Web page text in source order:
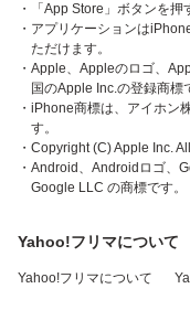
・「App Store」ボタンを押
・アプリケーションは
ただけます。
・Apple、Appleのロゴ、
国のApple Inc.の登録商標
・iPhone商標は、アイホン
す。
・Copyright (C) Apple Inc.
・Android、Androidロゴ、
Google LLC の商標です。
Yahoo!フリマについて
Yahoo!フリマについて